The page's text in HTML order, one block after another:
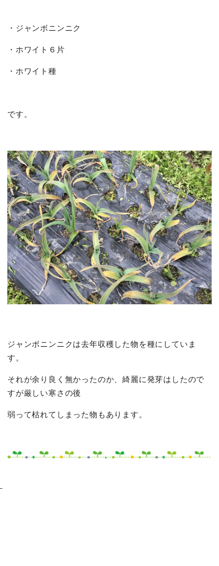
・ジャンボニンニク
・ホワイト６片
・ホワイト種
です。
ジャンボニンニクは去年収穫した物を種にしていま
す。
それが余り良く無かったのか、綺麗に発芽はしたので
すが厳しい寒さの後
弱って枯れてしまった物もあります。